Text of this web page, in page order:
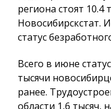
региона стоят 10.4
Новосибирскстат.
статус
Всего в июне
тысячи
ранее.
области 1,6 тысяч,